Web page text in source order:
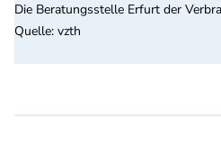
Die Beratungsstelle Erfurt der
Quelle: vzth